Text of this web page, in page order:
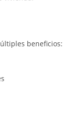
beneficios: